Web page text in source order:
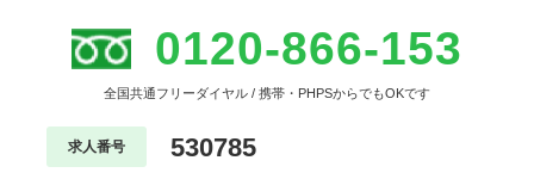
0120-866-153
全国共通フリーダイヤル / 携帯・PHPSからでもOKです
求人番号 530785